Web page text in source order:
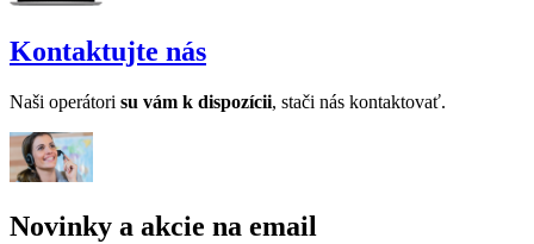
Kontaktujte nás
Naši operátori su vám k dispozícii, stači nás kontaktovať.
Novinky a akcie na email